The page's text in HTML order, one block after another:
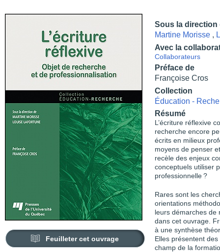
Feuilleter cet ouvrage
Sous la direction
Martine Morisse ,
Avec la
Collaborateurs
Préface de
Françoise Cros
Collection
Éducation -
Résumé
L’écriture réflexive
recherche encore
écrits en milieux
moyens de penser
recèle des enjeux
conceptuels utiliser
professionnelle ?
Rares sont les
orientations
leurs démarches de
dans cet ouvrage.
à une synthèse
Elles présentent
champ de la